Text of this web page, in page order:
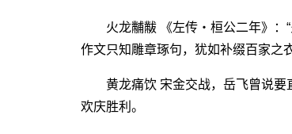
火龙黼黻 《左传・桓公二年》：“
作文只知雕章琢句，犹如补缀百家之衣
黄龙痛饮 宋金交战，岳飞曾说要直
欢庆胜利。